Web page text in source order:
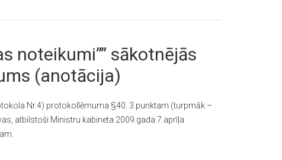
noteikumi”” sākotnējās
(anotācija)
Nr.4) protokollēmuma §40. 3.punktam (turpmāk –
atbilstoši Ministru kabineta 2009.gada 7.aprīļa